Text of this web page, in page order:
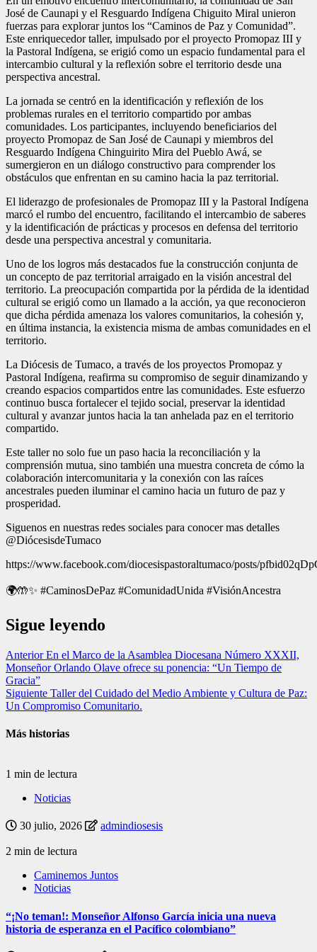
José de Caunapi y el Resguardo Indígena Chiguito Miral unieron
fuerzas para explorar juntos los “Caminos de Paz y Comunidad”.
Este enriquecedor taller, impulsado por el proyecto Promopaz III y
la Pastoral Indígena, se erigió como un espacio fundamental para el
intercambio cultural y la reflexión sobre el territorio desde una
perspectiva ancestral.
La jornada se centró en la identificación y reflexión de los
problemas rurales en el territorio compartido por ambas
comunidades. Los participantes, incluyendo beneficiarios del
proyecto Promopaz de San José de Caunapi y miembros del
Resguardo Indígena Chinguirito Mira del Pueblo Awá, se
sumergieron en un diálogo constructivo para comprender los
obstáculos que enfrentan en su camino hacia la paz territorial.
El liderazgo de profesionales de Promopaz III y la Pastoral Indígena
marcó el rumbo del encuentro, facilitando el intercambio de saberes
y la identificación de prácticas y procesos en defensa del territorio
desde una perspectiva ancestral y comunitaria.
Uno de los logros más destacados fue la construcción conjunta de
un concepto de paz territorial arraigado en la visión ancestral del
territorio. La preocupación compartida por la pérdida de la identidad
cultural se erigió como un llamado a la acción, ya que reconocieron
que dicha pérdida amenaza los valores comunitarios, la cohesión y,
en última instancia, la existencia misma de ambas comunidades en el
territorio.
La Diócesis de Tumaco, a través de los proyectos Promopaz y
Pastoral Indígena, reafirma su compromiso de seguir dinamizando y
creando espacios compartidos entre las comunidades. Este esfuerzo
continuo busca fortalecer el tejido social, preservar la identidad
cultural y avanzar juntos hacia la tan anhelada paz en el territorio
compartido.
Este taller no solo fue un paso hacia la reconciliación y la
comprensión mutua, sino también una muestra concreta de cómo la
colaboración intercomunitaria y la conexión con las raíces
ancestrales pueden iluminar el camino hacia un futuro de paz y
prosperidad.
Siguenos en nuestras redes sociales para conocer mas detalles
@DiócesisdeTumaco
https://www.facebook.com/diocesispastoraltumaco/posts/
🌍🤲✨ #CaminosDePaz #ComunidadUnida #VisiónAncestra
Sigue leyendo
AnteriorEn el Marco de la Asamblea Diocesana Número XXXII,
Monseñor Orlando Olave ofrece su ponencia: “Un Tiempo de
Gracia”
Siguiente Taller del Cuidado del Medio Ambiente y Cultura de Paz:
Un Compromiso Comunitario.
Más historias
1 min de lectura
Noticias
30 julio, 2026 admindiosesis
2 min de lectura
Caminemos Juntos
Noticias
“¡No teman!: Monseñor Alfonso García inicia una nueva
historia de esperanza en el Pacífico colombiano”